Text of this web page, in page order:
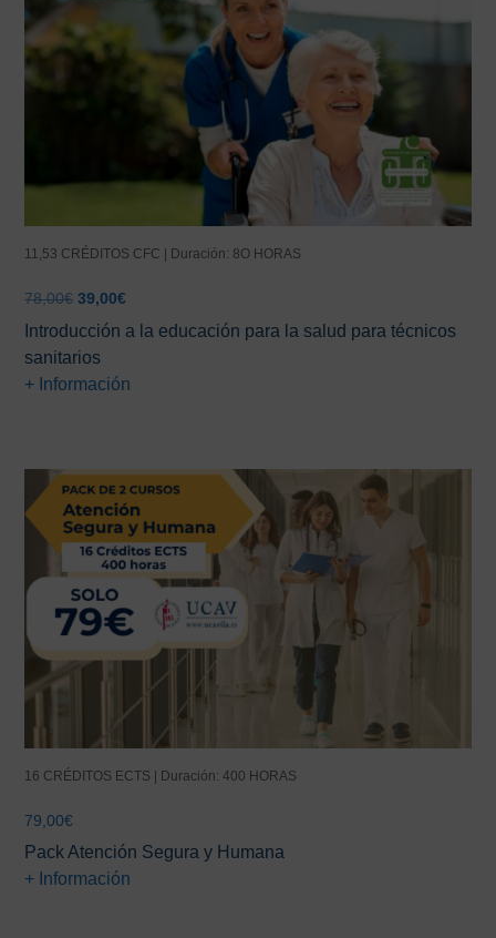
11,53 CRÉDITOS CFC | Duración: 8O HORAS
78,00€ El
precio
original
era:
78,00€.
39,00€El
precio
actual
39,00€.
Introducción a la educación para la salud para técnicos
sanitarios
+ Información
16 CRÉDITOS ECTS | Duración: 400 HORAS
79,00€
Pack Atención Segura y Humana
+ Información